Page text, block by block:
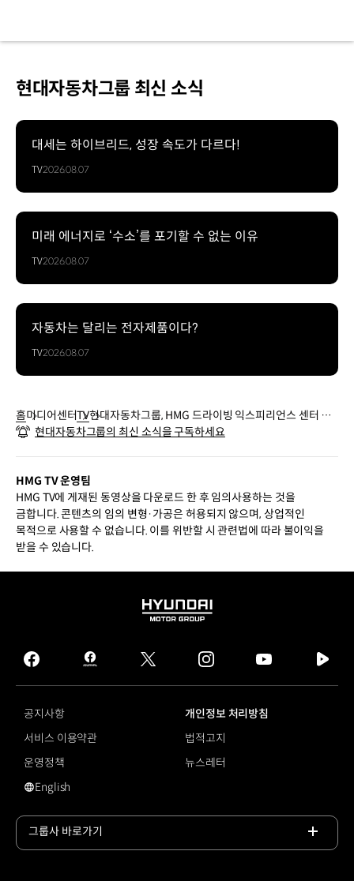
현대자동차그룹 최신 소식
대세는 하이브리드, 성장 속도가 다르다!
TV2026.08.07
미래 에너지로 ‘수소’를 포기할 수 없는 이유
TV2026.08.07
자동차는 달리는 전자제품이다?
TV2026.08.07
홈미디어센터TV현대자동차그룹, HMG 드라이빙 익스피리언스 센터 20
25 시즌 운영 시작
현대자동차그룹의 최신 소식을 구독하세요
HMG TV 운영팀
HMG TV에 게재된 동영상을 다운로드 한 후 임의사용하는 것을
금합니다. 콘텐츠의 임의 변형·가공은 허용되지 않으며, 상업적인
목적으로 사용할 수 없습니다. 이를 위반할 시 관련법에 따라 불이익을
받을 수 있습니다.
HYUNDAI
GROUP
facebook
hmg
journal
twitter instagram
tv
공지사항
개인정보 처리방침
서비스 이용약관
법적고지
운영정책
뉴스레터
영문 사이트로 이동
English
그룹사 바로가기